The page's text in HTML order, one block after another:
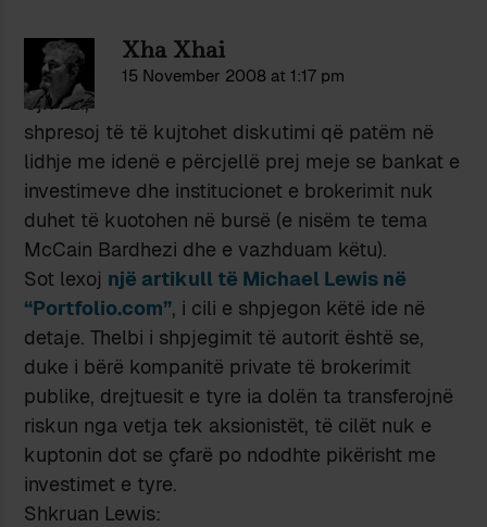
Xha Xhai
15 November 2008 at 1:17 pm
Ujk i zi,
shpresoj të të kujtohet diskutimi që patëm në
lidhje me idenë e përcjellë prej meje se bankat e
investimeve dhe institucionet e brokerimit nuk
duhet të kuotohen në bursë (e nisëm te tema
McCain Bardhezi dhe e vazhduam këtu).
Sot lexoj një artikull të Michael Lewis në
“Portfolio.com”, i cili e shpjegon këtë ide në
detaje. Thelbi i shpjegimit të autorit është se,
duke i bërë kompanitë private të brokerimit
publike, drejtuesit e tyre ia dolën ta transferojnë
riskun nga vetja tek aksionistët, të cilët nuk e
kuptonin dot se çfarë po ndodhte pikërisht me
investimet e tyre.
Shkruan Lewis: